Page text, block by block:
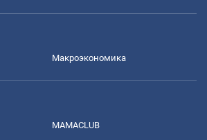
Mакроэкономика
MAMACLUB